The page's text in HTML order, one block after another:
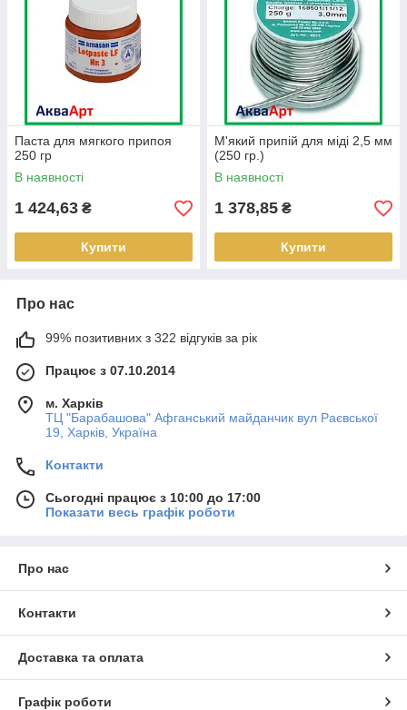
Паста для мягкого припоя
250 гр
В наявності
1 424,63 ₴
Купити
М'який припій для міді 2,5 мм
(250 гр.)
В наявності
1 378,85 ₴
Купити
Про нас
99% позитивних з 322 відгуків за рік
Працює з 07.10.2014
м. Харків
ТЦ "Барабашова" Афганський майданчик вул Раєвської
19, Харків, Україна
Контакти
Сьогодні працює з 10:00 до 17:00
Показати весь графік роботи
Про нас
Контакти
Доставка та оплата
Графік роботи